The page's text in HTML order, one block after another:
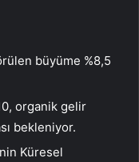
büyüme %8,5
organik gelir
bekleniyor.
Küresel